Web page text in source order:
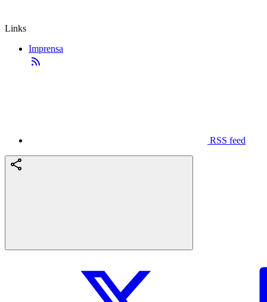
Links
Imprensa
RSS feed